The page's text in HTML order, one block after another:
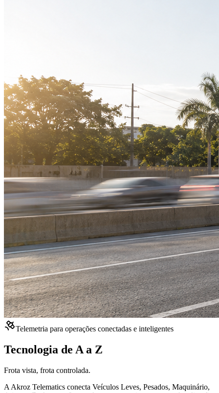
Telemetria para operações conectadas e inteligentes
Tecnologia de A a Z
Frota vista, frota controlada.
A Akroz Telematics conecta Veículos Leves, Pesados, Maquinário,